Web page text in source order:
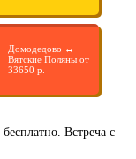
Домодедово ↔
Вятские Поляны от
33650 р.
Встреча с